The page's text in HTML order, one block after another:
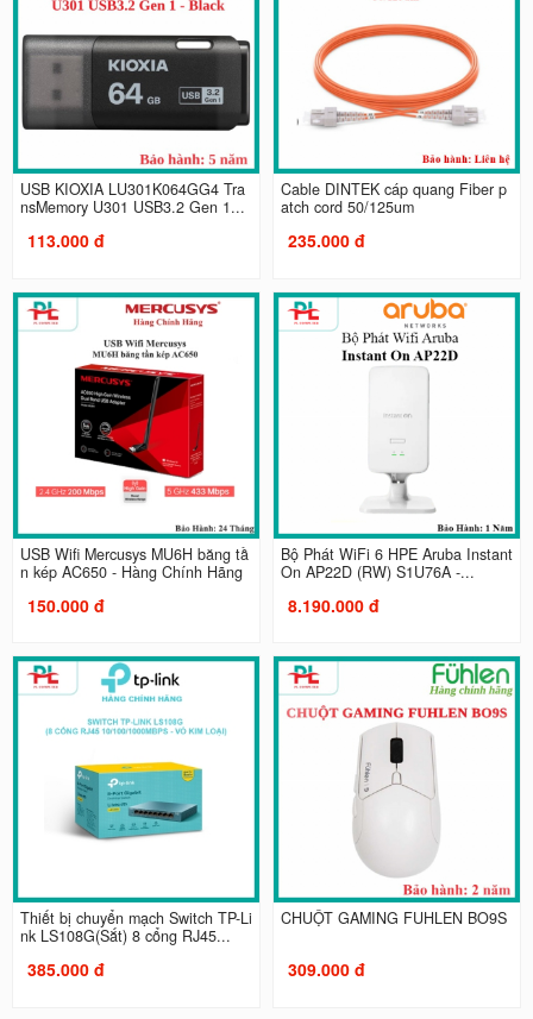
USB KIOXIA LU301K064GG4 Tra
nsMemory U301 USB3.2 Gen 1...
113.000 đ
Cable DINTEK cáp quang Fiber p
atch cord 50/125um
235.000 đ
USB Wifi Mercusys MU6H băng tầ
n kép AC650 - Hàng Chính Hãng
150.000 đ
Bộ Phát WiFi 6 HPE Aruba Instant
On AP22D (RW) S1U76A -...
8.190.000 đ
Thiết bị chuyển mạch Switch TP-Li
nk LS108G(Sắt) 8 cổng RJ45...
385.000 đ
CHUỘT GAMING FUHLEN BO9S
309.000 đ